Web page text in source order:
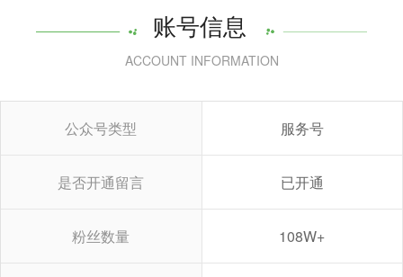
账号信息
ACCOUNT INFORMATION
公众号类型 服务号
是否开通留言 已开通
粉丝数量 108W+